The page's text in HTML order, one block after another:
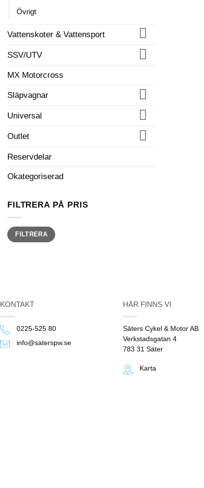
Övrigt
Vattenskoter & Vattensport
SSV/UTV
MX Motorcross
Släpvagnar
Universal
Outlet
Reservdelar
Okategoriserad
FILTRERA PÅ PRIS
Min
pris
Max
prisFILTRERA
KONTAKT
0225-525 80
info@saterspw.se
HÄR FINNS VI
Säters Cykel & Motor AB
Verkstadsgatan 4
783 31 Säter
Karta